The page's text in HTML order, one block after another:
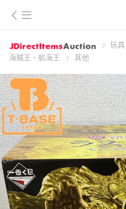
玩
海賊王、航海王
其他